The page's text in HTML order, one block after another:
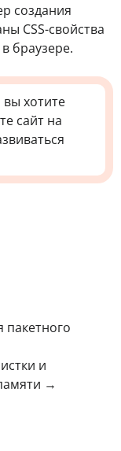
создания
CSS-свойства
браузере.
вы хотите
сайт на
и
→